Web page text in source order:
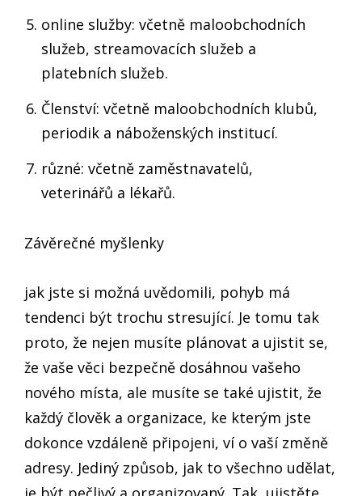
online služby: včetně maloobchodních
služeb, streamovacích služeb a
platebních služeb.
Členství: včetně maloobchodních klubů,
periodik a náboženských institucí.
různé: včetně zaměstnavatelů,
veterinářů a lékařů.
Závěrečné myšlenky
jak jste si možná uvědomili, pohyb má
tendenci být trochu stresující. Je tomu tak
proto, že nejen musíte plánovat a ujistit se,
že vaše věci bezpečně dosáhnou vašeho
nového místa, ale musíte se také ujistit, že
každý člověk a organizace, ke kterým jste
dokonce vzdáleně připojeni, ví o vaší změně
adresy. Jediný způsob, jak to všechno udělat,